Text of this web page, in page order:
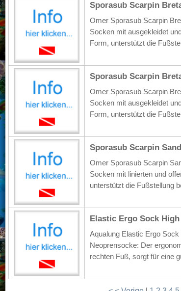
Sporasub Scarpin
Omer Sporasub Scarpin
Socken mit ausgekleidet
Form, unterstützt die
Sporasub Scarpin
Omer Sporasub Scarpin
Socken mit ausgekleidet
Form, unterstützt die
Sporasub Scarpin
Omer Sporasub Scarpin
Socken mit linierten und
unterstützt die Fußstellung
Elastic Ergo Sock High
Aqualung Elastic Ergo
Neoprensocke: Der
rechten Fuß, sorgt für eine